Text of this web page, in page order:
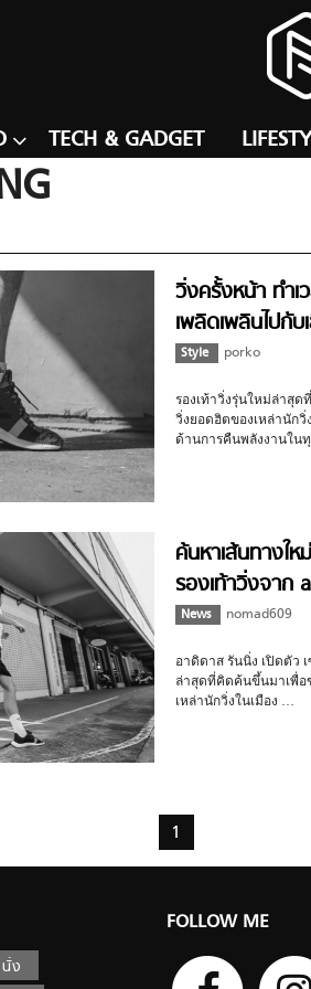
TECH & GADGET
วิ่งครั้งหน้า ทำเ
เพลิดเพลินไปกั
(Senseboost Go)
Style porko
รองเท้าวิ่งรุ่นใหม่ล่าสุ
วิ่งยอดฮิตของเหล่านัก
ด้านการคืนพลังงานใน
ค้นหาเส้นทางใ
รองเท้าวิ่งจาก
News nomad609
อาดิดาส รันนิ่ง เปิดตัว เ
ล่าสุดที่คิดค้นขึ้นมาเพื่อ
เหล่านักวิ่งในเมือง …
1
ง
FOLLOW ME